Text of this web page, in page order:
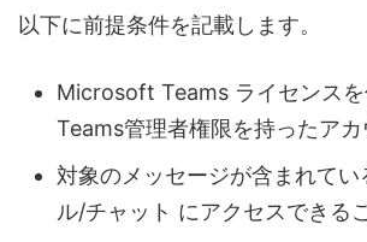
以下に前提条件を記載します。
Microsoft Teams ライセンスを
Teams管理者権限を持ったアカ
対象のメッセージが含まれて
ル/チャット にアクセスできる